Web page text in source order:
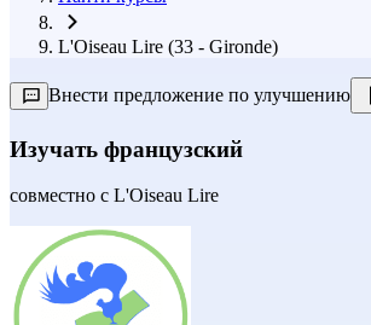
L'Oiseau Lire (33 - Gironde)
Внести предложение по улучшению
Изучать французский
совместно с L'Oiseau Lire